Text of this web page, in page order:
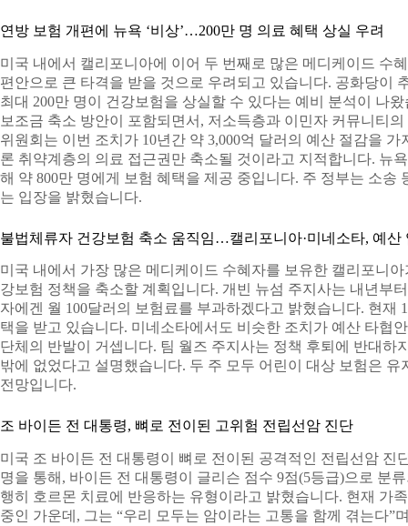
연방 보험 개편에 뉴욕 ‘비상’…200만 명 의료 혜택 상실 우려
미국 내에서 캘리포니아에 이어 두 번째로 많은 메디케이드 수
편안으로 큰 타격을 받을 것으로 우려되고 있습니다. 공화당이
최대 200만 명이 건강보험을 상실할 수 있다는 예비 분석이 나
보조금 축소 방안이 포함되면서, 저소득층과 이민자 커뮤니티
위원회는 이번 조치가 10년간 약 3,000억 달러의 예산 절감을
론 취약계층의 의료 접근권만 축소될 것이라고 지적합니다. 뉴
해 약 800만 명에게 보험 혜택을 제공 중입니다. 주 정부는 소송
는 입장을 밝혔습니다.
불법체류자 건강보험 축소 움직임…캘리포니아·미네소타, 예산
미국 내에서 가장 많은 메디케이드 수혜자를 보유한 캘리포니
강보험 정책을 축소할 계획입니다. 개빈 뉴섬 주지사는 내년부
자에겐 월 100달러의 보험료를 부과하겠다고 밝혔습니다. 현재
택을 받고 있습니다. 미네소타에서도 비슷한 조치가 예산 타협
단체의 반발이 거셉니다. 팀 월즈 주지사는 정책 후퇴에 반대하
밖에 없었다고 설명했습니다. 두 주 모두 어린이 대상 보험은
전망입니다.
조 바이든 전 대통령, 뼈로 전이된 고위험 전립선암 진단
미국 조 바이든 전 대통령이 뼈로 전이된 공격적인 전립선암 진
명을 통해, 바이든 전 대통령이 글리슨 점수 9점(5등급)으로 분
행히 호르몬 치료에 반응하는 유형이라고 밝혔습니다. 현재 가
중인 가운데, 그는 “우리 모두는 암이라는 고통을 함께 겪는다”